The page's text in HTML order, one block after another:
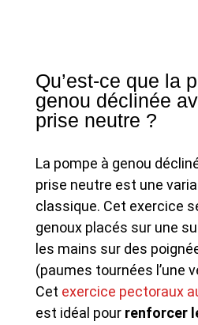
Qu’est-ce que la
genou déclinée
prise neutre ?
La pompe à genou
prise neutre est une
classique. Cet exercice
genoux placés sur une
les mains sur des
(paumes tournées l’une
Cet exercice pectoraux
est idéal pour renforcer